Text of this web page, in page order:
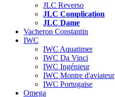
JLC Reverso
JLC Complication
JLC Dame
Vacheron Constantin
IWC
IWC Aquatimer
IWC Da Vinci
IWC Ingénieur
IWC Montre d'aviateur
IWC Portugaise
Omega